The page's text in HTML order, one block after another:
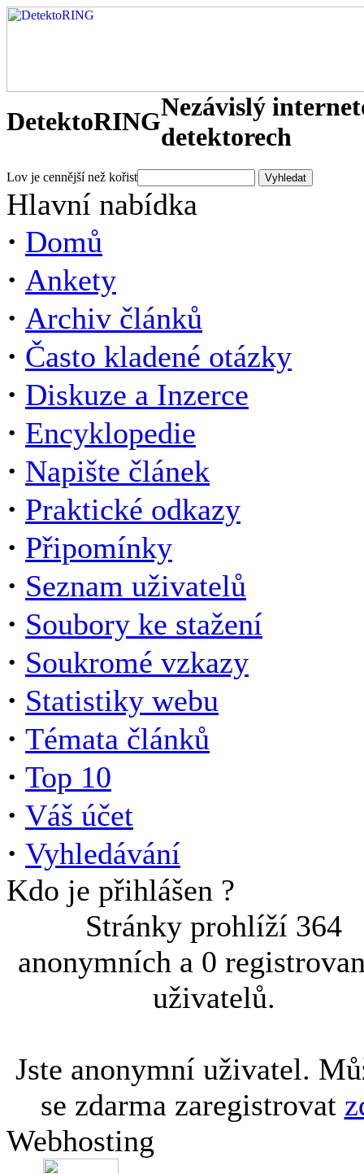
DetektoRINGNezávislý
detektorech
Lov je cennější než kořist
Hlavní nabídka
· Domů
· Ankety
· Archiv článků
· Často kladené otázky
· Diskuze a Inzerce
· Encyklopedie
· Napište článek
· Praktické odkazy
· Připomínky
· Seznam uživatelů
· Soubory ke stažení
· Soukromé vzkazy
· Statistiky webu
· Témata článků
· Top 10
· Váš účet
· Vyhledávání
Kdo je přihlášen ?
Stránky prohlíží 364
anonymních a 0
uživatelů.
Jste anonymní uživatel.
se zdarma zaregistrovat
Webhosting